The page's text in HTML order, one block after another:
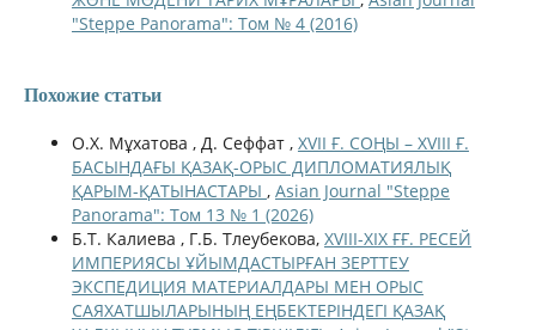
"Steppe Panorama": Том № 4 (2016)
Похожие статьи
О.Х. Мұхатова , Д. Сеффат , XVII Ғ. СОҢЫ – XVIII Ғ.
БАСЫНДАҒЫ ҚАЗАҚ-ОРЫС ДИПЛОМАТИЯЛЫҚ
ҚАРЫМ-ҚАТЫНАСТАРЫ , Asian Journal "Steppe
Panorama": Том 13 № 1 (2026)
Б.Т. Калиева , Г.Б. Тлеубекова, ХVІІІ-ХІХ ҒҒ. РЕСЕЙ
ИМПЕРИЯСЫ ҰЙЫМДАСТЫРҒАН ЗЕРТТЕУ
ЭКСПЕДИЦИЯ МАТЕРИАЛДАРЫ МЕН ОРЫС
САЯХАТШЫЛАРЫНЫҢ ЕҢБЕКТЕРІНДЕГІ ҚАЗАҚ